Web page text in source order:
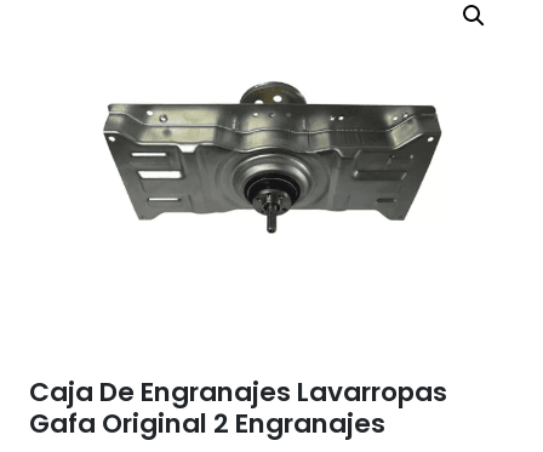
Caja De Engranajes Lavarropas
Gafa Original 2 Engranajes